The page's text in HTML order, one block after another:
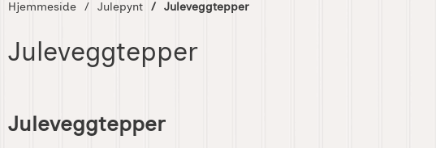
Hjemmeside Julepynt Juleveggtepper
Juleveggtepper
til
produkter
Juleveggtepper